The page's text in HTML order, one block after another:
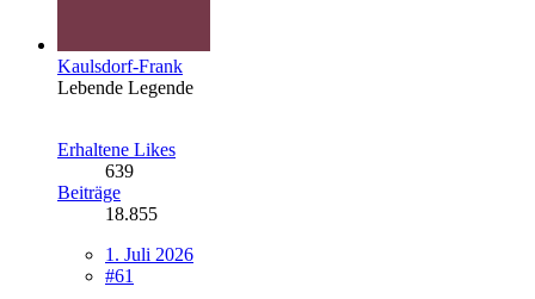
Kaulsdorf-Frank
Lebende Legende
Erhaltene Likes
639
Beiträge
18.855
1. Juli 2026
#61